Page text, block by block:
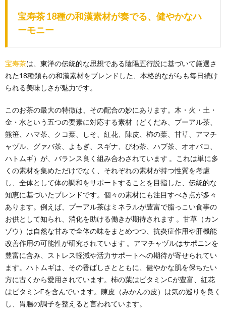
宝寿茶 18種の和漢素材が奏でる、健やかなハ
ーモニー
宝寿茶は、東洋の伝統的な思想である陰陽五行説に基づいて厳選さ
れた18種類もの和漢素材をブレンドした、本格的ながらも毎日続け
られる美味しさが魅力です。
このお茶の最大の特徴は、その配合の妙にあります。木・火・土・
金・水という五つの要素に対応する素材（どくだみ、プーアル茶、
熊笹、ハマ茶、クコ葉、しそ、紅花、陳皮、柿の葉、甘草、アマチ
ャヅル、グァバ茶、よもぎ、スギナ、びわ茶、ハブ茶、オオバコ、
ハトムギ）が、バランス良く組み合わされています 。これは単に多
くの素材を集めただけでなく、それぞれの素材が持つ性質を考慮
し、全体として体の調和をサポートすることを目指した、伝統的な
知恵に基づいたブレンドです。個々の素材にも注目すべき点が多々
あります。例えば、プーアル茶はミネラルが豊富で脂っこい食事の
お供として知られ、消化を助ける働きが期待されます 。甘草（カン
ゾウ）は自然な甘みで全体の味をまとめつつ、抗炎症作用や肝機能
改善作用の可能性が研究されています 。アマチャヅルはサポニンを
豊富に含み、ストレス軽減や活力サポートへの期待が寄せられてい
ます。ハトムギは、その香ばしさとともに、健やかな肌を保ちたい
方に古くから愛用されています。柿の葉はビタミンCが豊富、紅花
はビタミンEを含んでいます。陳皮（みかんの皮）は気の巡りを良く
し、胃腸の調子を整えると言われています。